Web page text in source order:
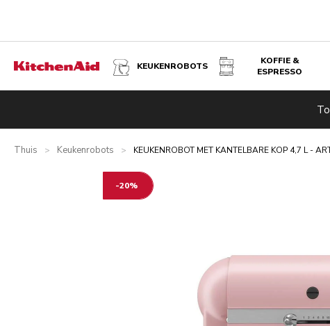
KEUKENROBOTS
KOFFIE &
ESPRESSO
Thuis > Keukenrobots > KEUKENROBOT MET KANTELBARE KOP 4,7 L -
Gerelateerde
-20%